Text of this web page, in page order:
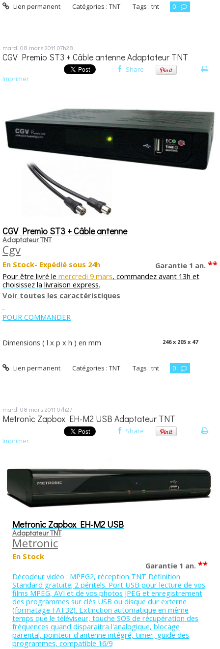
Lien permanent Catégories :TNT Tags :tnt 0
mardi 08 mars 2011 07h28
CGV Premio ST3 + Câble antenne Adaptateur TNT
Share
Imprimer
CGV Premio ST3 + Câble antenne
Adaptateur TNT
Cgv
En Stock- Expédié sous 24h Garantie 1 an. **
Pour être livré le mercredi 9 mars, commandez avant 13h et
choisissez la livraison express.
Voir toutes les caractéristiques
POUR COMMANDER
Dimensions ( l x p x h ) en mm 246 x 205 x 47
Lien permanent Catégories :TNT Tags :tnt 0
mardi 08 mars 2011 07h27
Metronic Zapbox EH-M2 USB Adaptateur TNT
Share
Imprimer
Metronic Zapbox EH-M2 USB
Adaptateur TNT
Metronic
En Stock
Garantie 1 an. **
Décodeur vidéo : MPEG2, réception TNT Définition
Standard gratuite; 2 péritels. Port USB pour lecture de vos
films MPEG, AVI et de vos photos JPEG et enregistrement
des programmes sur clés USB ou disque dur externe
(formatage FAT32). Extinction automatique en même
temps que le téléviseur, touche SOS de récupération des
fréquences quand disparaitra l'analogique, blocage
parental, pointeur d'antenne intégré, timer, guide des
programmes, compatible 16/9